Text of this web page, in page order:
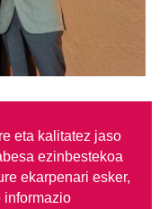
eta kalitatez jaso
ezinbestekoa
ekarpenari esker,
informazio